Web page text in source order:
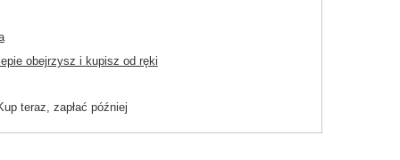
obejrzysz i kupisz od ręki
teraz, zapłać później